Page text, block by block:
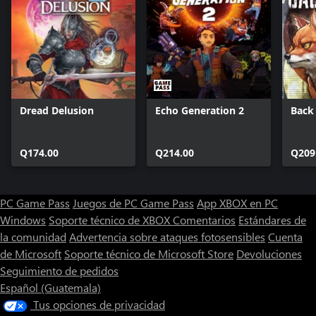
Dread Delusion
Q174.00
Echo Generation 2
Q214.00
PC Game Pass Juegos de PC Game Pass App XBOX en PC
Windows Soporte técnico de XBOXComentarios Estándares de
la comunidad Advertencia sobre ataques fotosensibles Cuenta
de Microsoft Soporte técnico de Microsoft Store Devoluciones
Seguimiento de pedidos
Español (Guatemala)
Tus opciones de privacidad